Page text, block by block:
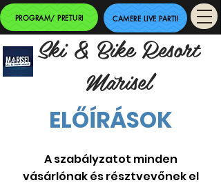
PROGRAM/ PRETURI CAMERE LIVE PARTII
Ski & Bike Resort
Mărisel
ELŐÍRÁSOK
A szabályzatot minden
vásárlónak és résztvevőnek el